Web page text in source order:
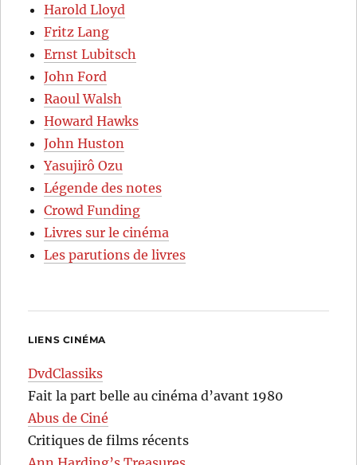
Harold Lloyd
Fritz Lang
Ernst Lubitsch
John Ford
Raoul Walsh
Howard Hawks
John Huston
Yasujirô Ozu
Légende des notes
Crowd Funding
Livres sur le cinéma
Les parutions de livres
LIENS CINÉMA
DvdClassiks
Fait la part belle au cinéma d’avant 1980
Abus de Ciné
Critiques de films récents